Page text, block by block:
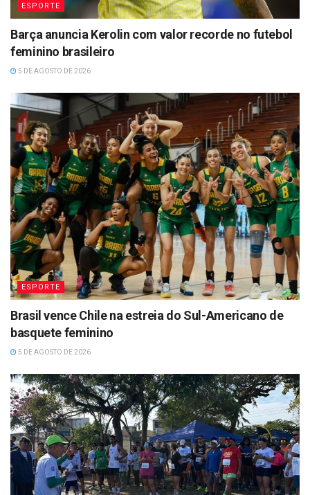
ESPORTE
Barça anuncia Kerolin com valor recorde no futebol
feminino brasileiro
5 DE AGOSTO DE 2026
ESPORTE
Brasil vence Chile na estreia do Sul-Americano de
basquete feminino
5 DE AGOSTO DE 2026